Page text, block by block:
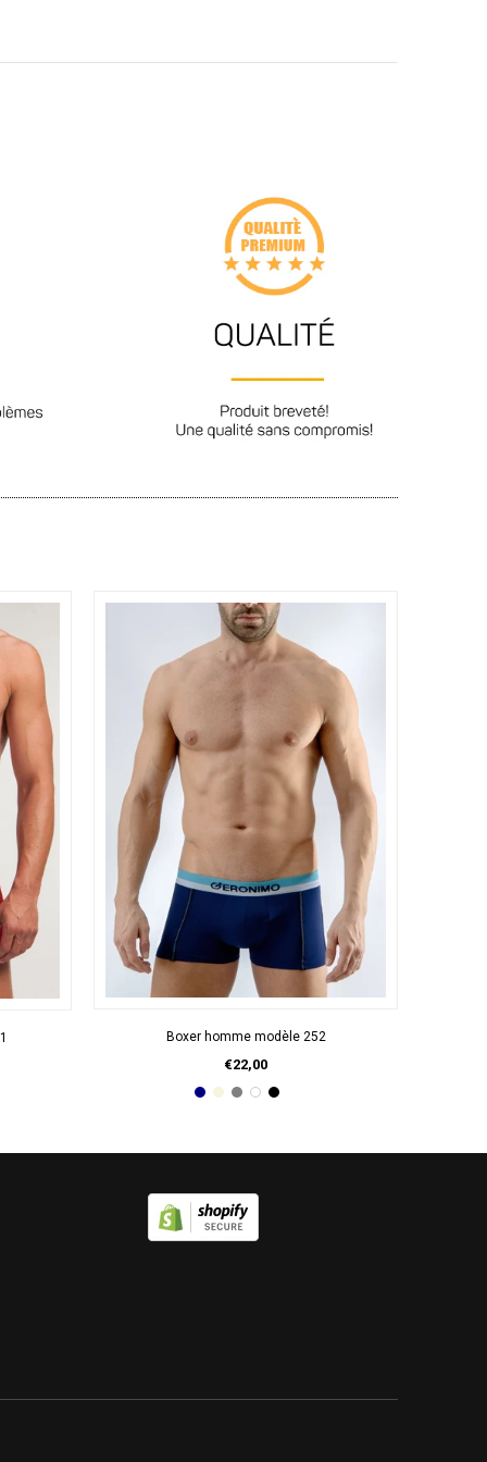
APERÇU RAPIDE
Boxer homme modèle 252
€22,00